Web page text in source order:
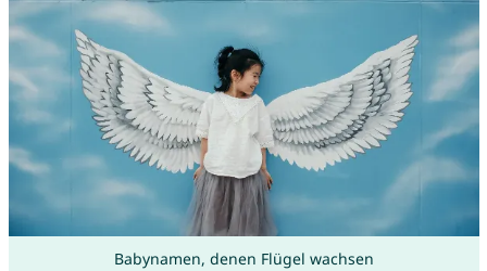
Babynamen, denen Flügel wachsen